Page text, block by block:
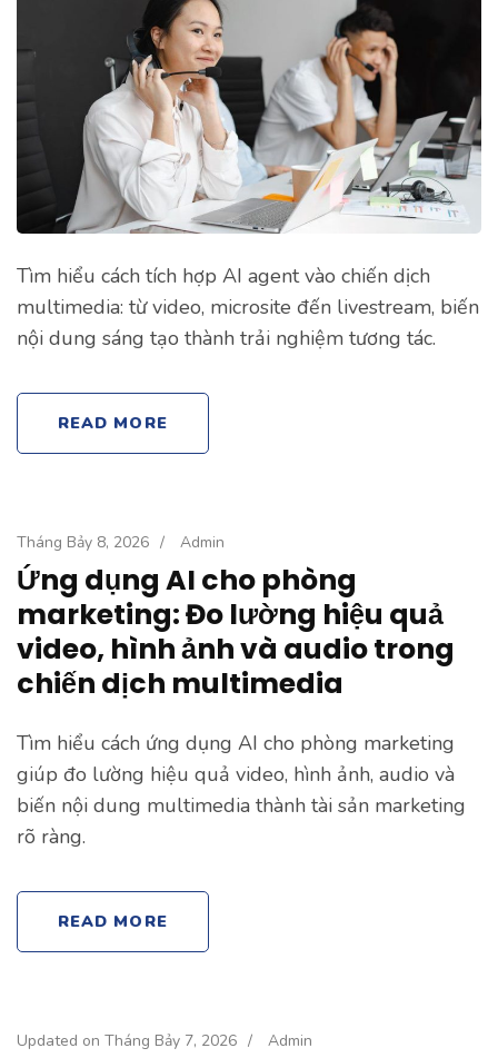
Tìm hiểu cách tích hợp AI agent vào chiến dịch
multimedia: từ video, microsite đến livestream, biến
nội dung sáng tạo thành trải nghiệm tương tác.
READ MORE
Tháng Bảy 8, 2026 / Admin
Ứng dụng AI cho phòng
marketing: Đo lường hiệu quả
video, hình ảnh và audio trong
chiến dịch multimedia
Tìm hiểu cách ứng dụng AI cho phòng marketing
giúp đo lường hiệu quả video, hình ảnh, audio và
biến nội dung multimedia thành tài sản marketing
rõ ràng.
READ MORE
Updated on Tháng Bảy 7, 2026 / Admin